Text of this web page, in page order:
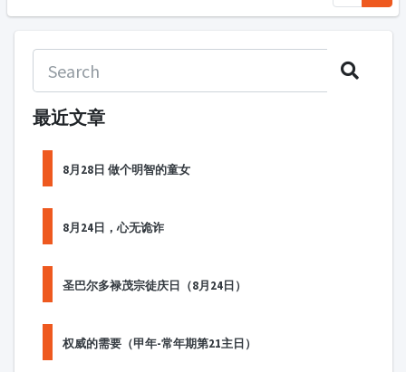
最近文章
8月28日 做个明智的童女
8月24日，心无诡诈
圣巴尔多禄茂宗徒庆日（8月24日）
权威的需要（甲年-常年期第21主日）